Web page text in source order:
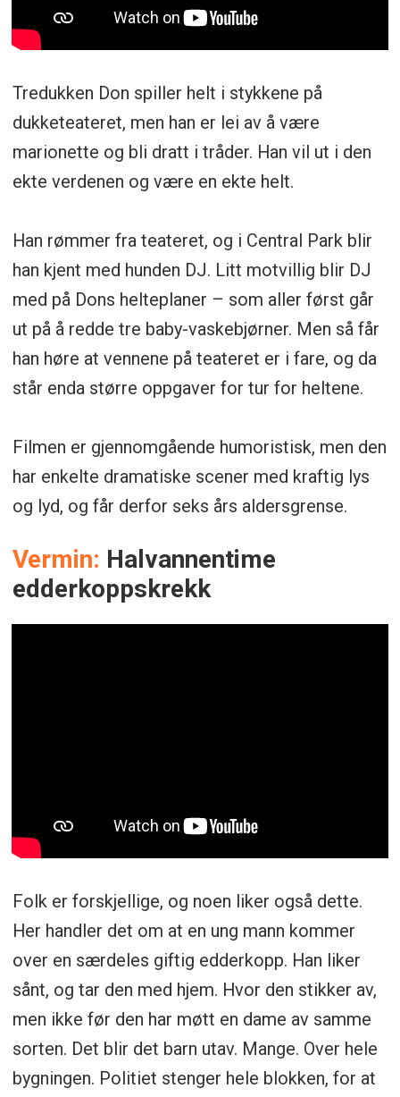
Tredukken Don spiller helt i stykkene på
dukketeateret, men han er lei av å være
marionette og bli dratt i tråder. Han vil ut i den
ekte verdenen og være en ekte helt.
Han rømmer fra teateret, og i Central Park blir
han kjent med hunden DJ. Litt motvillig blir DJ
med på Dons helteplaner – som aller først går
ut på å redde tre baby-vaskebjørner. Men så får
han høre at vennene på teateret er i fare, og da
står enda større oppgaver for tur for heltene.
Filmen er gjennomgående humoristisk, men den
har enkelte dramatiske scener med kraftig lys
og lyd, og får derfor seks års aldersgrense.
Vermin: Halvannentime
edderkoppskrekk
Folk er forskjellige, og noen liker også dette.
Her handler det om at en ung mann kommer
over en særdeles giftig edderkopp. Han liker
sånt, og tar den med hjem. Hvor den stikker av,
men ikke før den har møtt en dame av samme
sorten. Det blir det barn utav. Mange. Over hele
bygningen. Politiet stenger hele blokken, for at